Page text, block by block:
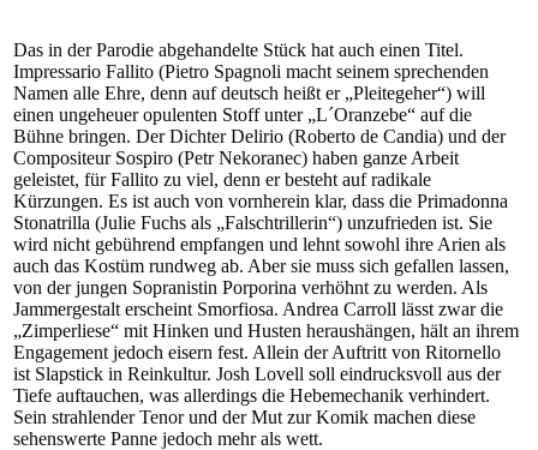
Das in der Parodie abgehandelte Stück hat auch einen Titel.
Impressario Fallito (Pietro Spagnoli macht seinem sprechenden
Namen alle Ehre, denn auf deutsch heißt er „Pleitegeher“) will
einen ungeheuer opulenten Stoff unter „L´Oranzebe“ auf die
Bühne bringen. Der Dichter Delirio (Roberto de Candia) und der
Compositeur Sospiro (Petr Nekoranec) haben ganze Arbeit
geleistet, für Fallito zu viel, denn er besteht auf radikale
Kürzungen. Es ist auch von vornherein klar, dass die Primadonna
Stonatrilla (Julie Fuchs als „Falschtrillerin“) unzufrieden ist. Sie
wird nicht gebührend empfangen und lehnt sowohl ihre Arien als
auch das Kostüm rundweg ab. Aber sie muss sich gefallen lassen,
von der jungen Sopranistin Porporina verhöhnt zu werden. Als
Jammergestalt erscheint Smorfiosa. Andrea Carroll lässt zwar die
„Zimperliese“ mit Hinken und Husten heraushängen, hält an ihrem
Engagement jedoch eisern fest. Allein der Auftritt von Ritornello
ist Slapstick in Reinkultur. Josh Lovell soll eindrucksvoll aus der
Tiefe auftauchen, was allerdings die Hebemechanik verhindert.
Sein strahlender Tenor und der Mut zur Komik machen diese
sehenswerte Panne jedoch mehr als wett.